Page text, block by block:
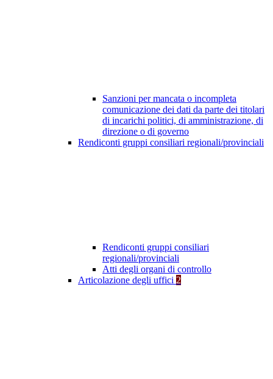
Sanzioni per mancata o incompleta
comunicazione dei dati da parte dei titolari
di incarichi politici, di amministrazione, di
direzione o di governo
Rendiconti gruppi consiliari regionali/provinciali
Rendiconti gruppi consiliari
regionali/provinciali
Atti degli organi di controllo
Articolazione degli uffici 2